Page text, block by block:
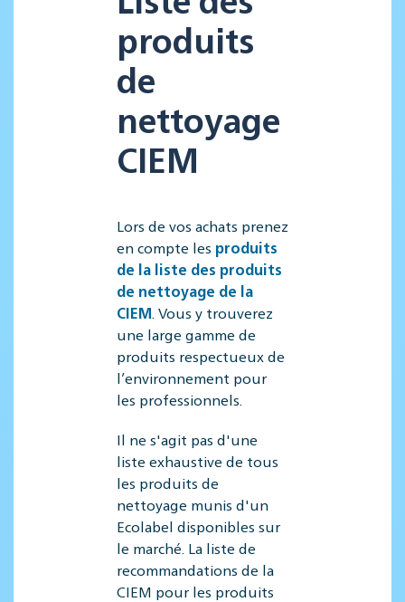
produits
de
nettoyage
CIEM
Lors de vos achats prenez
en compte les produits
de la liste des produits
de nettoyage de la
CIEM . Vous y trouverez
une large gamme de
produits respectueux de
l’environnement pour
les professionnels.
Il ne s'agit pas d'une
liste exhaustive de tous
les produits de
nettoyage munis d'un
Ecolabel disponibles sur
le marché. La liste de
recommandations de la
CIEM pour les produits